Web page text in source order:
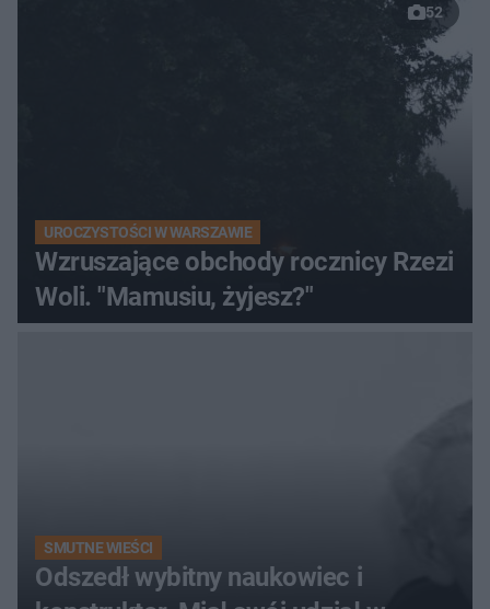
52
UROCZYSTOŚCI W WARSZAWIE
Wzruszające obchody rocznicy Rzezi
Woli. "Mamusiu, żyjesz?"
SMUTNE WIEŚCI
Odszedł wybitny naukowiec i